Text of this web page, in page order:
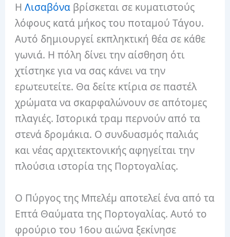
ΗΛισαβόνα βρίσκεται σε κυματιστούς
λόφους κατά μήκος του ποταμού Τάγου.
Αυτό δημιουργεί εκπληκτική θέα σε κάθε
γωνιά. Η πόλη δίνει την αίσθηση ότι
χτίστηκε για να σας κάνει να την
ερωτευτείτε. Θα δείτε κτίρια σε παστέλ
χρώματα να σκαρφαλώνουν σε απότομες
πλαγιές. Ιστορικά τραμ περνούν από τα
στενά δρομάκια. Ο συνδυασμός παλιάς
και νέας αρχιτεκτονικής αφηγείται την
πλούσια ιστορία της Πορτογαλίας.
Ο Πύργος της Μπελέμ αποτελεί ένα από τα
Επτά Θαύματα της Πορτογαλίας. Αυτό το
φρούριο του 16ου αιώνα ξεκίνησε